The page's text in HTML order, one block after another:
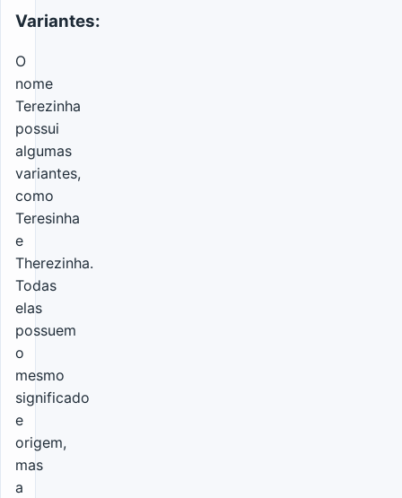
Variantes:
O
nome
Terezinha
possui
algumas
variantes,
como
Teresinha
e
Therezinha.
Todas
elas
possuem
o
mesmo
significado
e
origem,
mas
a